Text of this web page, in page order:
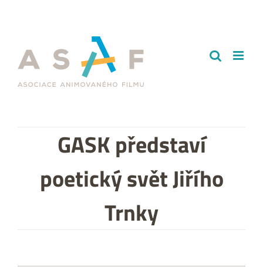
GASK představí
poetický svět Jiřího
Trnky